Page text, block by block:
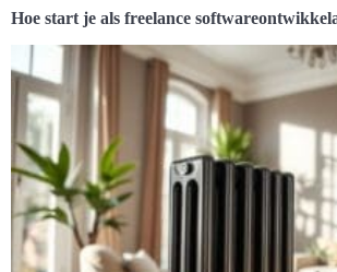
Hoe start je als freelance